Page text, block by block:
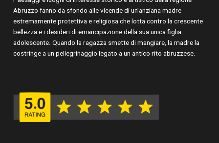
Abruzzo fanno da sfondo alle vicende di un’anziana madre
estremamente protettiva e religiosa che lotta contro la crescente
bellezza e i desideri di emancipazione della sua unica figlia
adolescente. Quando la ragazza smette di mangiare, la madre la
costringe a un pellegrinaggio legato a un antico rito abruzzese.